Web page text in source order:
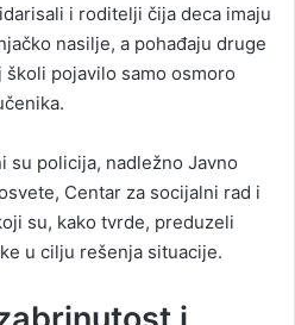
i roditelji čija deca imaju
nasilje, a pohađaju druge
pojavilo samo osmoro
su policija, nadležno Javno
Centar za socijalni rad i
su, kako tvrde, preduzeli
u cilju rešenja situacije.